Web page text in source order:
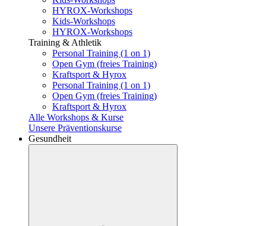
HYROX-Workshops
Kids-Workshops
HYROX-Workshops
Training & Athletik
Personal Training (1 on 1)
Open Gym (freies Training)
Kraftsport & Hyrox
Personal Training (1 on 1)
Open Gym (freies Training)
Kraftsport & Hyrox
Alle Workshops & Kurse
Unsere Präventionskurse
Gesundheit